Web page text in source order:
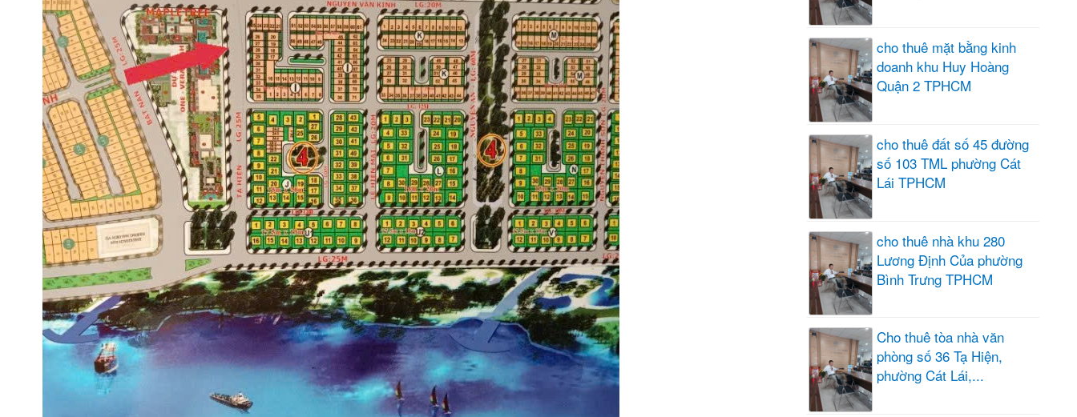
cho thuê mặt bằng kinh
doanh khu Huy Hoàng
Quận 2 TPHCM
cho thuê đất số 45 đường
số 103 TML phường Cát
Lái TPHCM
cho thuê nhà khu 280
Lương Định Của phường
Bình Trưng TPHCM
Cho thuê tòa nhà văn
phòng số 36 Tạ Hiện,
phường Cát Lái,...